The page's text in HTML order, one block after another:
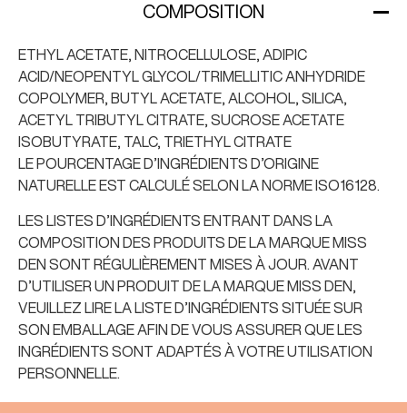
COMPOSITION
ETHYL ACETATE, NITROCELLULOSE, ADIPIC
ACID/NEOPENTYL GLYCOL/TRIMELLITIC ANHYDRIDE
COPOLYMER, BUTYL ACETATE, ALCOHOL, SILICA,
ACETYL TRIBUTYL CITRATE, SUCROSE ACETATE
ISOBUTYRATE, TALC, TRIETHYL CITRATE
LE POURCENTAGE D’INGRÉDIENTS D’ORIGINE
NATURELLE EST CALCULÉ SELON LA NORME ISO16128.
LES LISTES D’INGRÉDIENTS ENTRANT DANS LA
COMPOSITION DES PRODUITS DE LA MARQUE MISS
DEN SONT RÉGULIÈREMENT MISES À JOUR. AVANT
D’UTILISER UN PRODUIT DE LA MARQUE MISS DEN,
VEUILLEZ LIRE LA LISTE D’INGRÉDIENTS SITUÉE SUR
SON EMBALLAGE AFIN DE VOUS ASSURER QUE LES
INGRÉDIENTS SONT ADAPTÉS À VOTRE UTILISATION
PERSONNELLE.